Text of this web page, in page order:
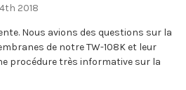
2018
Nous avions des questions sur la
de notre TW-108K et leur
procédure très informative sur la